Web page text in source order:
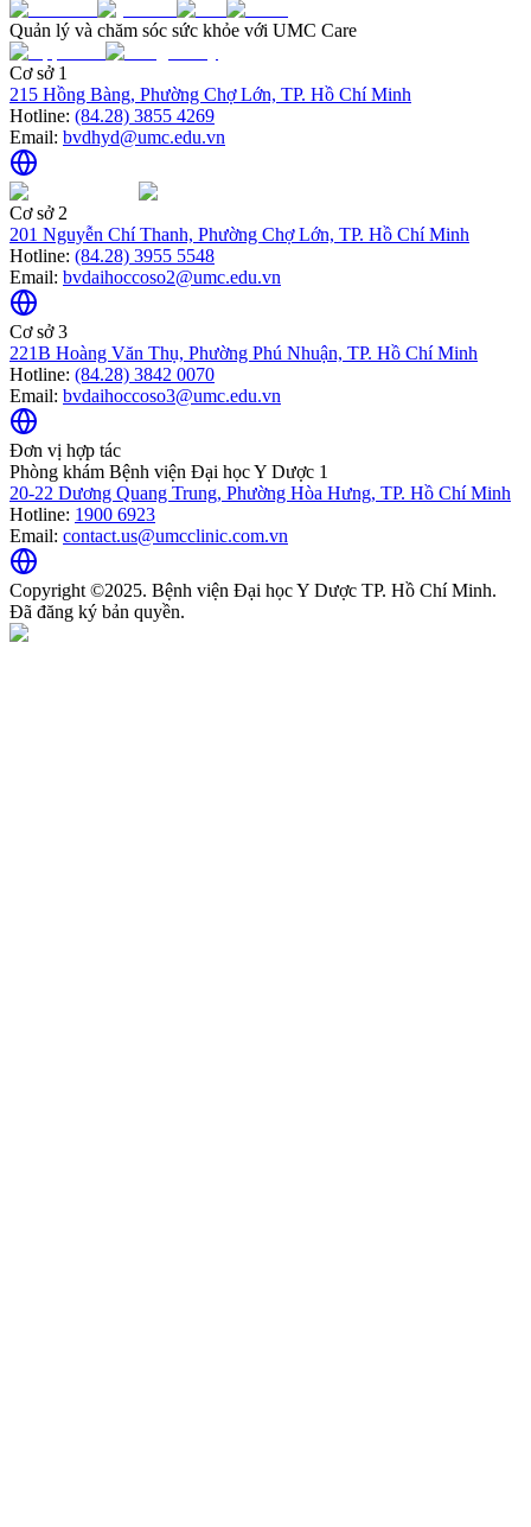
Quản lý và chăm sóc sức khỏe với UMC Care
Cơ sở 1
215 Hồng Bàng, Phường Chợ Lớn, TP. Hồ Chí Minh
Hotline: (84.28) 3855 4269
Email: bvdhyd@umc.edu.vn
Cơ sở 2
201 Nguyễn Chí Thanh, Phường Chợ Lớn, TP. Hồ Chí Minh
Hotline: (84.28) 3955 5548
Email: bvdaihoccoso2@umc.edu.vn
Cơ sở 3
221B Hoàng Văn Thụ, Phường Phú Nhuận, TP. Hồ Chí Minh
Hotline: (84.28) 3842 0070
Email: bvdaihoccoso3@umc.edu.vn
Đơn vị hợp tác
Phòng khám Bệnh viện Đại học Y Dược 1
20-22 Dương Quang Trung, Phường Hòa Hưng, TP. Hồ Chí Minh
Hotline: 1900 6923
Email: contact.us@umcclinic.com.vn
Copyright ©2025. Bệnh viện Đại học Y Dược TP. Hồ Chí Minh.
Đã đăng ký bản quyền.